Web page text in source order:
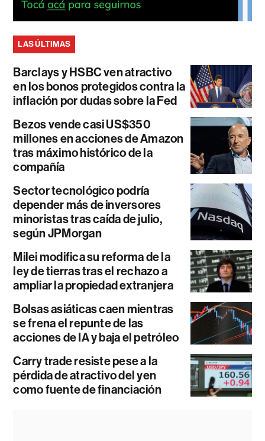
LAS ÚLTIMAS
Barclays y HSBC ven atractivo
en los bonos protegidos contra la
inflación por dudas sobre la Fed
Bezos vende casi US$350
millones en acciones de Amazon
tras máximo histórico de la
compañía
Sector tecnológico podría
depender más de inversores
minoristas tras caída de julio,
según JPMorgan
Milei modifica su reforma de la
ley de tierras tras el rechazo a
ampliar la propiedad extranjera
Bolsas asiáticas caen mientras
se frena el repunte de las
acciones de IA y baja el petróleo
Carry trade resiste pese a la
pérdida de atractivo del yen
como fuente de financiación